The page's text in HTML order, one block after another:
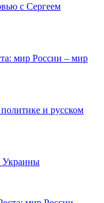
с Сергеем
мир России – мир
и русском
Украины